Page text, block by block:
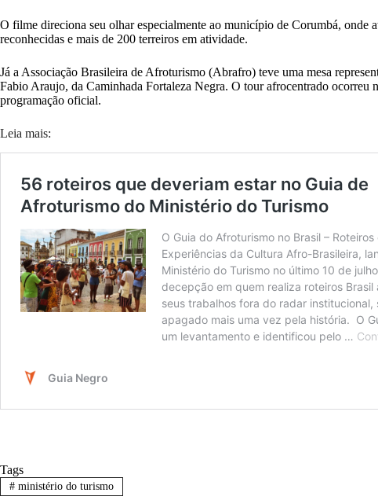
O filme direciona seu olhar especialmente ao município de Corumbá, onde
reconhecidas e mais de 200 terreiros em atividade.
Já a Associação Brasileira de Afroturismo (Abrafro) teve uma mesa
Fabio Araujo, da Caminhada Fortaleza Negra. O tour afrocentrado ocorreu
programação oficial.
Leia mais:
Tags
#ministério do turismo